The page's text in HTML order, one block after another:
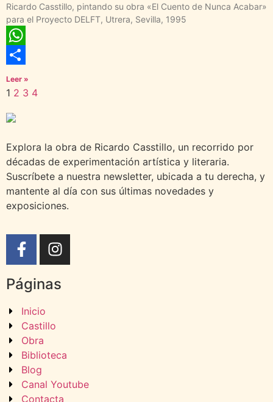
Ricardo Casstillo, pintando su obra «El Cuento de Nunca Acabar»
para el Proyecto DELFT, Utrera, Sevilla, 1995
WhatsApp
Compartir
Leer »
1 2 3 4
Explora la obra de Ricardo Casstillo, un recorrido por
décadas de experimentación artística y literaria.
Suscríbete a nuestra newsletter, ubicada a tu derecha, y
mantente al día con sus últimas novedades y
exposiciones.
Páginas
Inicio
Castillo
Obra
Biblioteca
Blog
Canal Youtube
Contacta